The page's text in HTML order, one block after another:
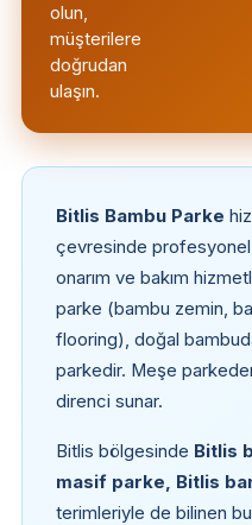
olun,
müşterilere
doğrudan
ulaşın.
Bitlis Bambu Parke
çevresinde
onarım ve bakım
parke (bambu zemin,
flooring), doğal
parkedir. Meşe
direnci sunar.
Bitlis bölgesinde Bitlis
masif parke, Bitlis
terimleriyle de bilinen